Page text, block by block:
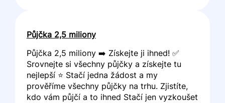
Půjčka 2,5 miliony
Půjčka 2,5 miliony ➡️ Získejte ji ihned! ✅
Srovnejte si všechny půjčky a získejte tu
nejlepší ⭐ Stačí jedna žádost a my
prověříme všechny půjčky na trhu. Zjistíte,
kdo vám půjčí a to ihned Stačí jen vyzkoušet